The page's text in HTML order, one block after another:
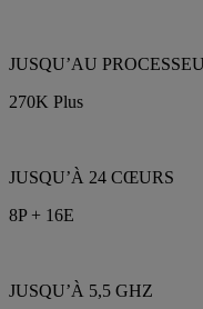
JUSQU’AU
270K Plus
JUSQU’À 24 CŒURS
8P + 16E
JUSQU’À 5,5 GHZ